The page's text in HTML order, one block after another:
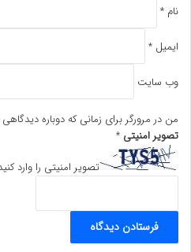
نام *
ایمیل *
وب‌ سایت
من در مرورگر برای زمانی که دوباره
تصویر امنیتی *
تصویر امنیتی را وارد